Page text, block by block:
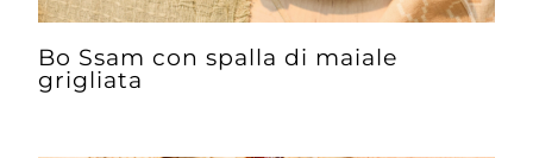
Bo Ssam con spalla di maiale
grigliata